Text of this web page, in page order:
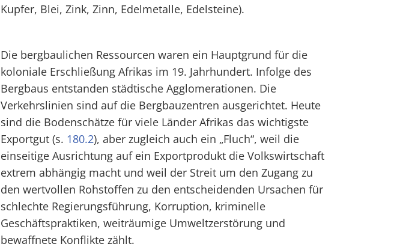
Kupfer, Blei, Zink, Zinn, Edelmetalle, Edelsteine).
Die bergbaulichen Ressourcen waren ein Hauptgrund für die
koloniale Erschließung Afrikas im 19. Jahrhundert. Infolge des
Bergbaus entstanden städtische Agglomerationen. Die
Verkehrslinien sind auf die Bergbauzentren ausgerichtet. Heute
sind die Bodenschätze für viele Länder Afrikas das wichtigste
Exportgut (s. 180.2), aber zugleich auch ein „Fluch“, weil die
einseitige Ausrichtung auf ein Exportprodukt die Volkswirtschaft
extrem abhängig macht und weil der Streit um den Zugang zu
den wertvollen Rohstoffen zu den entscheidenden Ursachen für
schlechte Regierungsführung, Korruption, kriminelle
Geschäftspraktiken, weiträumige Umweltzerstörung und
bewaffnete Konflikte zählt.